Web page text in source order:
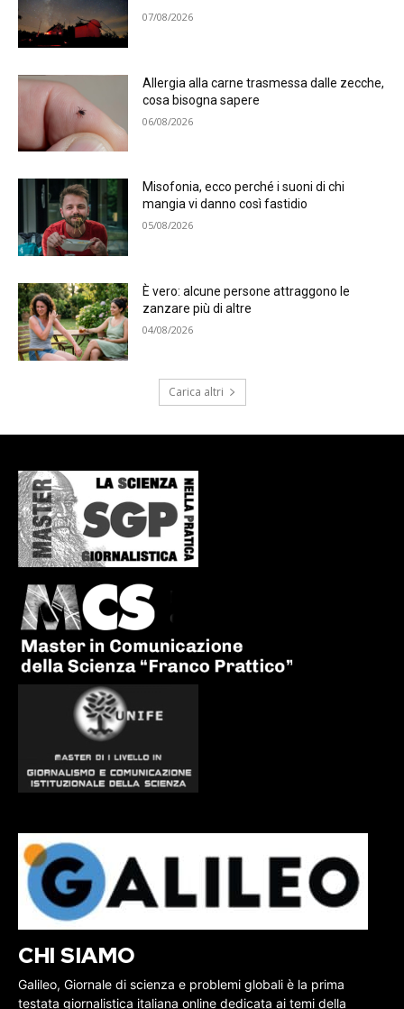
07/08/2026
Allergia alla carne trasmessa dalle zecche,
cosa bisogna sapere
06/08/2026
Misofonia, ecco perché i suoni di chi
mangia vi danno così fastidio
05/08/2026
È vero: alcune persone attraggono le
zanzare più di altre
04/08/2026
Carica altri
CHI SIAMO
Galileo, Giornale di scienza e problemi globali è la prima
testata giornalistica italiana online dedicata ai temi della